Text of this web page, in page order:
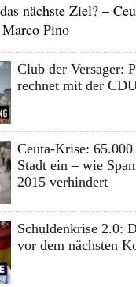
nächste Ziel? –
Pino
Club der Versager:
rechnet mit der
Ceuta-Krise:
Stadt ein – wie
2015 verhindert
Schuldenkrise 2.0:
vor dem nächsten